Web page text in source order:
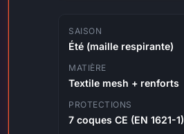
SAISON
Été (maille respirante)
MATIÈRE
Textile mesh + renforts
PROTECTIONS
7 coques CE (EN 1621-1)